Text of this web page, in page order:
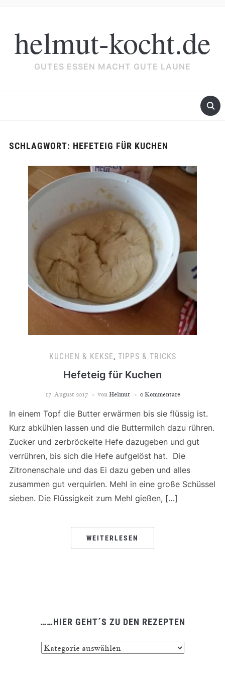
helmut-kocht.de
GUTES ESSEN MACHT GUTE LAUNE
……HIER GEHT´S ZU DEN REZEPTEN
SCHLAGWORT: HEFETEIG FÜR KUCHEN
KUCHEN & KEKSE, TIPPS & TRICKS
Hefeteig für Kuchen
17. August 2017 von Helmut 0 Kommentare
In einem Topf die Butter erwärmen bis sie flüssig ist.
Kurz abkühlen lassen und die Buttermilch dazu rühren.
Zucker und zerbröckelte Hefe dazugeben und gut
verrühren, bis sich die Hefe aufgelöst hat. Die
Zitronenschale und das Ei dazu geben und alles
zusammen gut verquirlen. Mehl in eine große Schüssel
sieben. Die Flüssigkeit zum Mehl gießen, […]
WEITERLESEN